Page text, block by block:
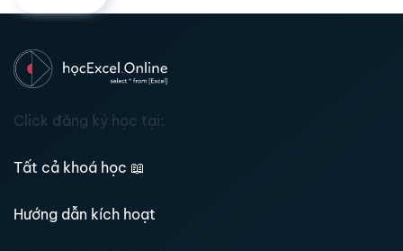
Click đăng ký học tại:
Tất cả khoá học 📖
Hướng dẫn kích hoạt